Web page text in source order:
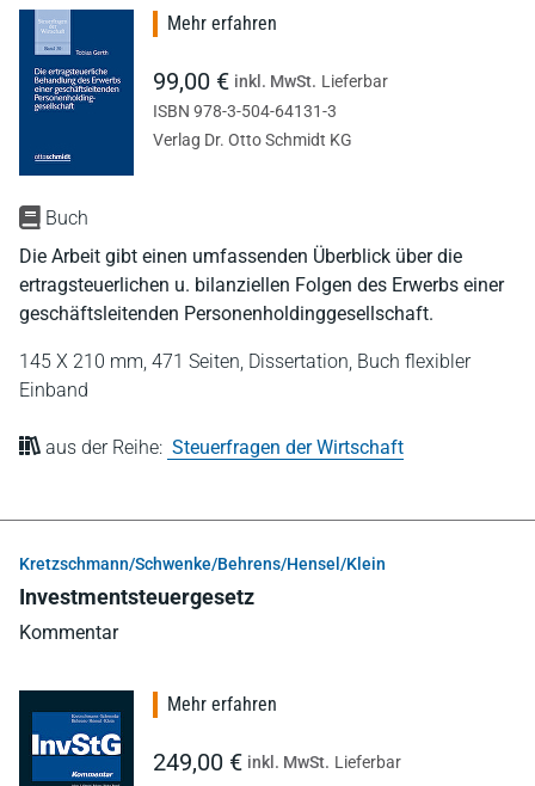
Buch
Die Arbeit gibt einen umfassenden Überblick über die
ertragsteuerlichen u. bilanziellen Folgen des Erwerbs einer
geschäftsleitenden Personenholdinggesellschaft.
145 X 210 mm, 471 Seiten, Dissertation, Buch flexibler
Einband
aus der Reihe: Steuerfragen der Wirtschaft
Mehr erfahren
99,00 € inkl. MwSt. Lieferbar
ISBN 978-3-504-64131-3
Verlag Dr. Otto Schmidt KG
Kretzschmann/Schwenke/Behrens/Hensel/Klein
Investmentsteuergesetz
Kommentar
Mehr erfahren
249,00 € inkl. MwSt. Lieferbar